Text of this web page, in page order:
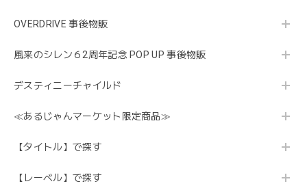
OVERDRIVE 事後物販
風来のシレン６2周年記念 POP UP 事後物販
デスティニーチャイルド
≪あるじゃんマーケット限定商品≫
【タイトル】で探す
【レーベル】で探す